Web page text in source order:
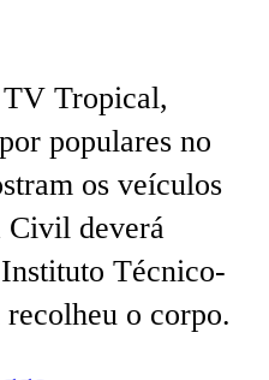
TV Tropical,
populares no
os veículos
Civil deverá
Técnico-
o corpo.